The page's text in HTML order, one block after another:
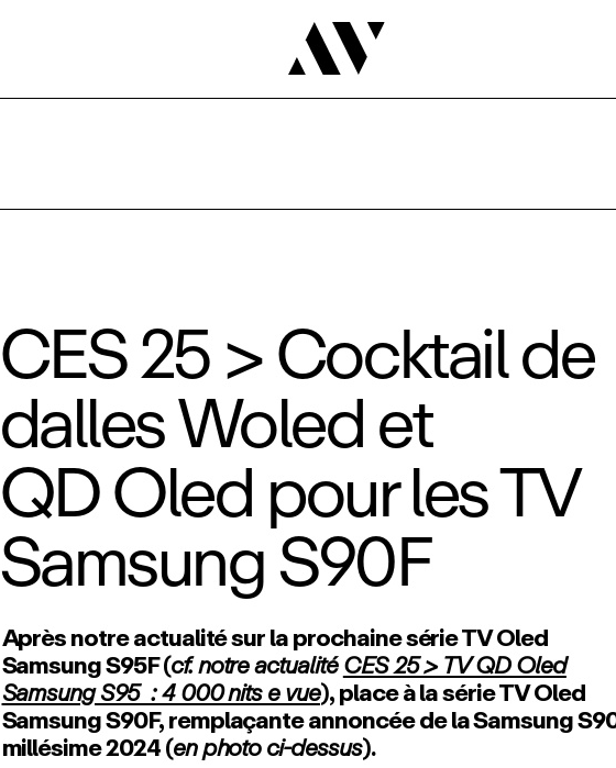
CES 25 > Cocktail de
dalles Woled et
QD Oled pour les TV
Samsung S90F
Après notre actualité sur la prochaine série TV Oled
Samsung S95F (cf. notre actualitéCES 25 > TV QD Oled
Samsung S95 : 4 000 nits e vue), place à la série TV Oled
Samsung S90F, remplaçante annoncée de la Samsung
millésime 2024 (en photo ci‑dessus).